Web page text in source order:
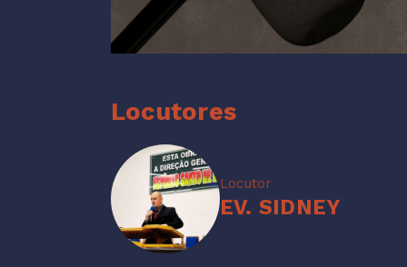
Locutores
Locutor
EV. SIDNEY